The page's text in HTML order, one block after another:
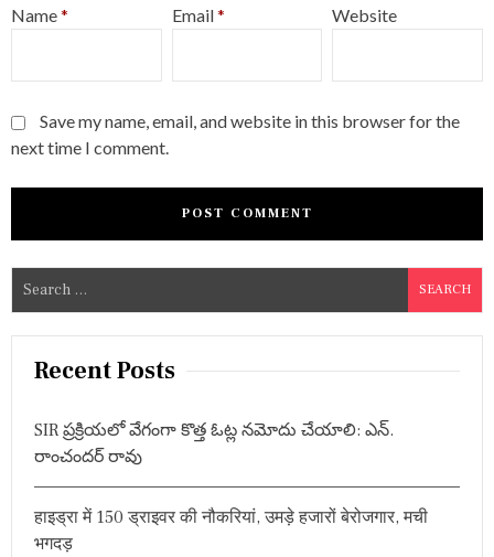
Name* Email* Website
Save my name, email, and website in this browser for the
next time I comment.
a
Recent Posts
SIR ప్రక్రియలో వేగంగా కొత్త ఓట్ల నమోదు చేయాలి: ఎన్.
రాంచందర్ రావు
हाइड्रा में 150 ड्राइवर की नौकरियां, उमड़े हजारों बेरोजगार, मची
भगदड़